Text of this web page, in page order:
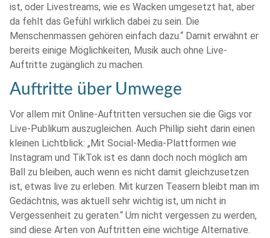
ist, oder Livestreams, wie es Wacken umgesetzt hat, aber
da fehlt das Gefühl wirklich dabei zu sein. Die
Menschenmassen gehören einfach dazu.“ Damit erwähnt er
bereits einige Möglichkeiten, Musik auch ohne Live-
Auftritte zugänglich zu machen.
Auftritte über Umwege
Vor allem mit Online-Auftritten versuchen sie die Gigs vor
Live-Publikum auszugleichen. Auch Phillip sieht darin einen
kleinen Lichtblick: „Mit Social-Media-Plattformen wie
Instagram und TikTok ist es dann doch noch möglich am
Ball zu bleiben, auch wenn es nicht damit gleichzusetzen
ist, etwas live zu erleben. Mit kurzen Teasern bleibt man im
Gedächtnis, was aktuell sehr wichtig ist, um nicht in
Vergessenheit zu geraten.“ Um nicht vergessen zu werden,
sind diese Arten von Auftritten eine wichtige Alternative.